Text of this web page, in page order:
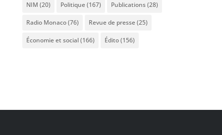
NIM (20) Politique(167) Publications(28)
Radio Monaco(76) Revue de presse(25)
Économie et social(166) Édito(156)